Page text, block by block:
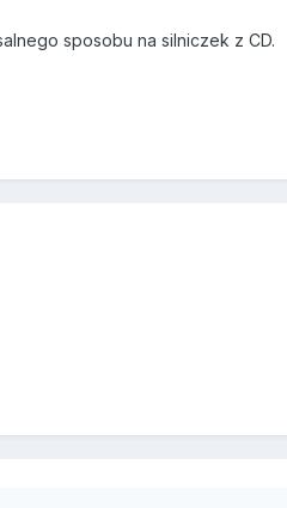
sposobu na silniczek z CD.